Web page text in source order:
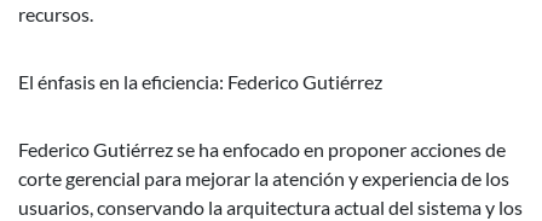
recursos.
El énfasis en la eficiencia: Federico Gutiérrez
Federico Gutiérrez se ha enfocado en proponer acciones de
corte gerencial para mejorar la atención y experiencia de los
usuarios, conservando la arquitectura actual del sistema y los